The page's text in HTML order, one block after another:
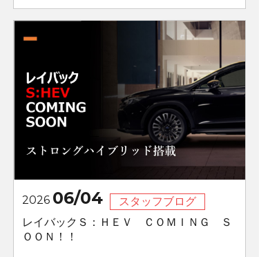
2026 06/04
スタッフブログ
レイバックＳ：ＨＥＶ ＣＯＭＩＮＧ Ｓ
ＯＯＮ！！